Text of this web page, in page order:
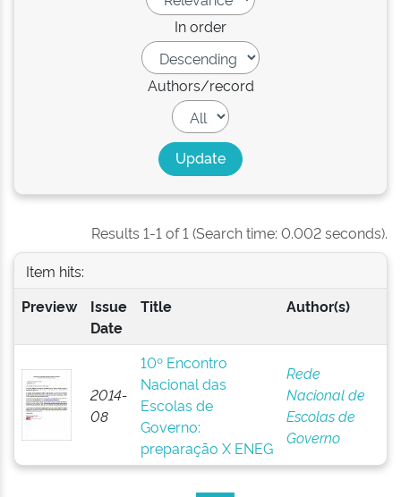
In order
Authors/record
Results 1-1 of 1 (Search time: 0.002 seconds).
Item hits:
Preview
Issue
Date
Title Author(s)
2014-
08
10º Encontro
Nacional das
Escolas de
Governo:
preparação X ENEG
Rede
Nacional de
Escolas de
Governo